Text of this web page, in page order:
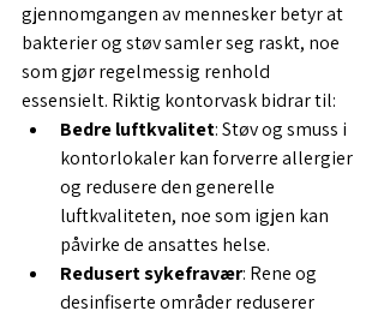
gjennomgangen av mennesker betyr at
bakterier og støv samler seg raskt, noe
som gjør regelmessig renhold
essensielt. Riktig kontorvask bidrar til:
Bedre luftkvalitet: Støv og smuss i
kontorlokaler kan forverre allergier
og redusere den generelle
luftkvaliteten, noe som igjen kan
påvirke de ansattes helse.
Redusert sykefravær: Rene og
desinfiserte områder reduserer